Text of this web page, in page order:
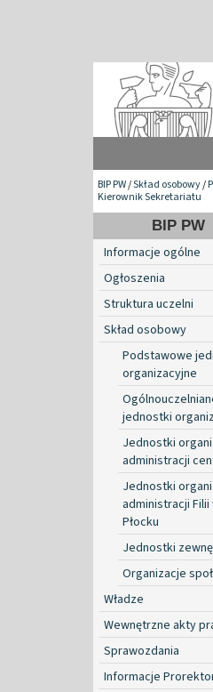
BIP PW/Skład osobowy/
Kierownik Sekretariatu
BIP PW
Informacje ogólne
Ogłoszenia
Struktura uczelni
Skład osobowy
Podstawowe
organizacyjne
jednostki
Jednostki
administracji
Jednostki
administracji Filii
Płocku
Jednostki
Organizacje
Władze
Wewnętrzne akty
Sprawozdania
Informacje